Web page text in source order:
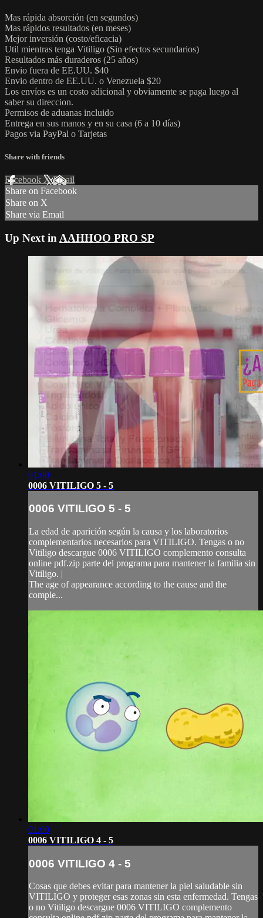
Mas rápida absorción (en segundos)
Mas rápidos resultados (en meses)
Mejor inversión (costo/eficacia)
Util mientras tenga Vitiligo (Sin efectos secundarios)
Resultados más duraderos (25 años)
Envio fuera de EE.UU. $40
Envio dentro de EE.UU. o Venezuela $20
Los envíos es un costo adicional y obviamente se paga luego al
saber su direccion.
Permisos de aduanas incluido
Entrega en sus manos y en su casa (6 a 10 días)
Pagos via PayPal o Tarjetas
Share with friends
Facebook XEmail
Share on Facebook
Share on X
Share via Email
Up Next in AAHHOO PRO SP
01:00
0006 VITILIGO 5 - 5
0006 VITILIGO 5 - 5
La edad de aparición según la causa y los laboratorios
complementarios necesarios para VITILIGO. Tengas o no
Vitiligo descargue 0006 VITILIGO complemento consulta
online pdf.zip parte del programa para mantener la familia sin
Vitiligo. |
The age of appearance according to the cause and the
comple...
01:00
0006 VITILIGO 4 - 5
0006 VITILIGO 4 - 5
Cosas que debes evitar para mantener la piel saludable sin
VITILIGO y proteger esas zonas sin esta enfermedad. Tengas
o no Vitiligo descargue 0006 VITILIGO complemento